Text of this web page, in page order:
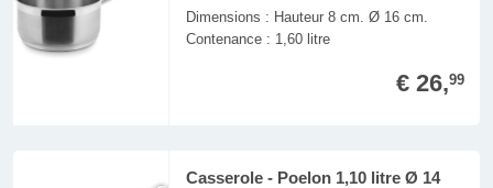
Dimensions : Hauteur 8 cm. Ø 16 cm.
Contenance : 1,60 litre
€ 26,99
Casserole - Poelon 1,10 litre Ø 14